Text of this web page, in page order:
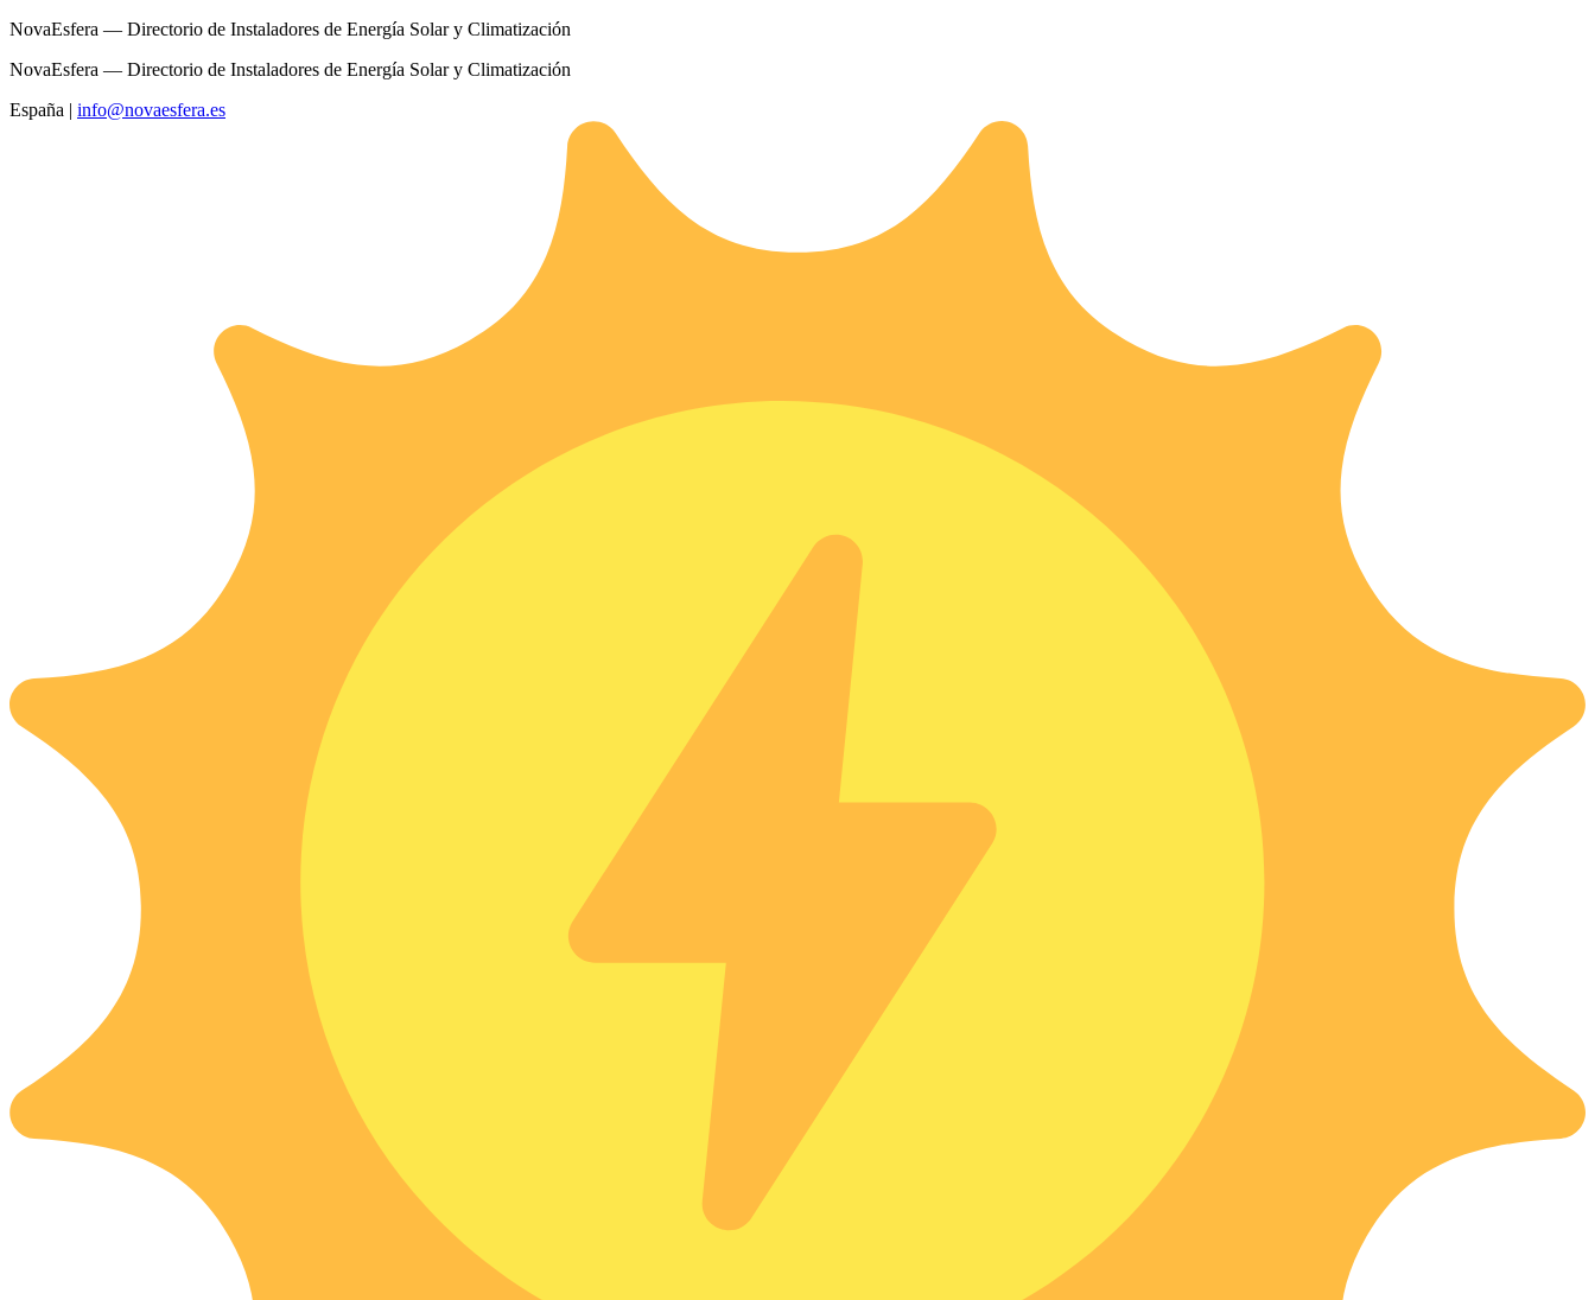
NovaEsfera — Directorio de Instaladores de Energía Solar y Climatización
NovaEsfera — Directorio de Instaladores de Energía Solar y Climatización
España | info@novaesfera.es